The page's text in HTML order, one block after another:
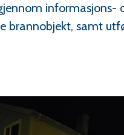
informasjons-
brannobjekt, samt